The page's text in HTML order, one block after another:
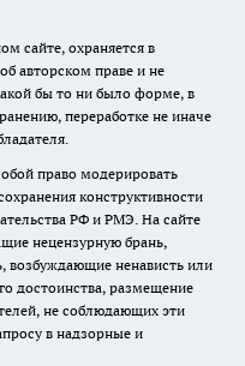
сайте, охраняется в
авторском праве и не
бы то ни было форме, в
переработке не иначе
право модерировать
конструктивности
РФ и РМЭ. На сайте
нецензурную брань,
ненависть или
достоинства, размещение
не соблюдающих эти
в надзорные и